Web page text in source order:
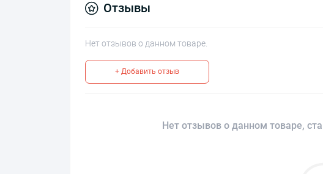
Отзывы
Нет отзывов о данном товаре.
+ Добавить отзыв
Нет отзывов о данном товаре,